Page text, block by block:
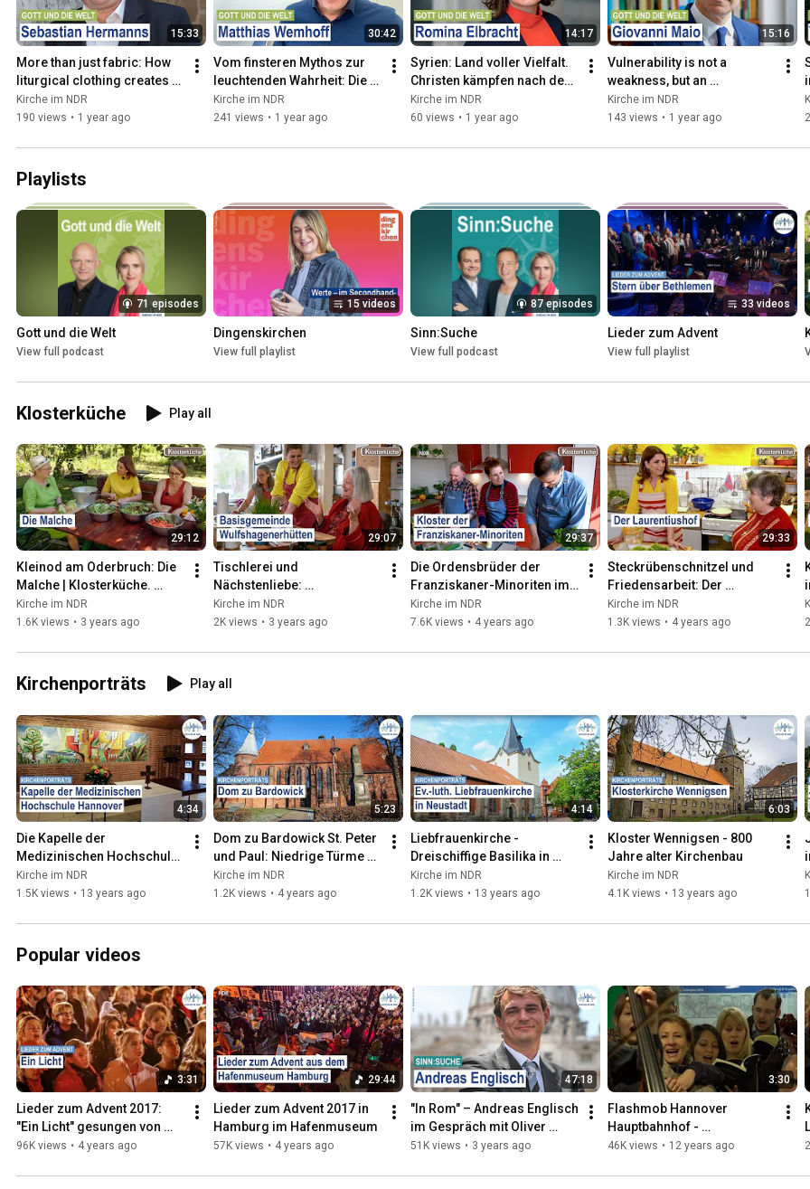
15:33
More than just fabric: How
liturgical clothing creates
meaning and identity.
Kirche im NDR
190 views • 1 year ago
30:42
Vom finsteren Mythos zur
leuchtenden Wahrheit: Die
wahre Geschichte des
Mittelalters um 1200
Kirche im NDR
241 views • 1 year ago
14:17
Syrien: Land voller Vielfalt.
Christen kämpfen nach dem
Umbruch für eine neue
Zukunft.
Kirche im NDR
60 views • 1 year ago
15:16
Vulnerability is not a
weakness, but an
opportunity! Find out why it's
the key to Resi...
Kirche im NDR
143 views • 1 year ago
Playlists
71 episodes
Gott und die Welt
View full podcast
15 videos
Dingenskirchen
View full playlist
87 episodes
Sinn:Suche
View full podcast
33 videos
Lieder zum Advent
View full playlist
Klosterküche Play all
29:12
Kleinod am Oderbruch: Die
Malche | Klosterküche.
Kochen mit Leib und Seele.
Kirche im NDR
1.6K views • 3 years ago
29:07
Tischlerei und
Nächstenliebe:
Basisgemeinde
Wulfshagenerhütten |
Kirche im NDR
2K views • 3 years ago
29:37
Die Ordensbrüder der
Franziskaner-Minoriten im
Kloster Lage | Klosterküche
- Kochen mit Leib & Seele
Kirche im NDR
7.6K views • 4 years ago
29:33
Steckrübenschnitzel und
Friedensarbeit: Der
Laurentiushof |
Klosterküche - Kochen mit
Kirche im NDR
1.3K views • 4 years ago
Kirchenporträts Play all
4:34
Die Kapelle der
Medizinischen Hochschule
Hannover
Kirche im NDR
1.5K views • 13 years ago
5:23
Dom zu Bardowick St. Peter
und Paul: Niedrige Türme
und hohes Dach
Kirche im NDR
1.2K views • 4 years ago
4:14
Liebfrauenkirche -
Dreischiffige Basilika in
Neustadt am Rübenberge
Kirche im NDR
1.2K views • 13 years ago
6:03
Kloster Wennigsen - 800
Jahre alter Kirchenbau
Kirche im NDR
4.1K views • 13 years ago
Popular videos
3:31
Lieder zum Advent 2017:
"Ein Licht" gesungen von
"Der Norden singt" im
96K views • 4 years ago
29:44
Lieder zum Advent 2017 in
Hamburg im Hafenmuseum
57K views • 4 years ago
47:18
"In Rom" – Andreas Englisch
im Gespräch mit Oliver
Vorwald | SinnSuche 36
51K views • 3 years ago
3:30
Flashmob Hannover
Hauptbahnhof -
Weihnachtsoratorium Bach
Kurzversion
46K views • 12 years ago